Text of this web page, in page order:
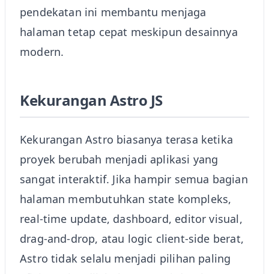
pendekatan ini membantu menjaga
halaman tetap cepat meskipun desainnya
modern.
Kekurangan Astro JS
Kekurangan Astro biasanya terasa ketika
proyek berubah menjadi aplikasi yang
sangat interaktif. Jika hampir semua bagian
halaman membutuhkan state kompleks,
real-time update, dashboard, editor visual,
drag-and-drop, atau logic client-side berat,
Astro tidak selalu menjadi pilihan paling